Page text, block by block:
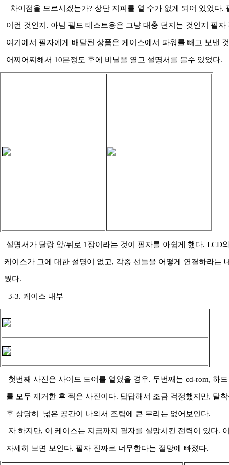
차이점을 모르시겠는가? 상단 지퍼를 열 수가 없게 되어 있었다.
이런 것인지. 아님 필드 테스트용은 그냥 대충 던지는 것인지 필자
여기에서 필자에게 배달된 상품은 케이스에서 파워를 빼고 보낸
어찌어찌해서 10분정도 후에 비닐을 열고 설명서를 볼수 있었다.
설명서가 달랑 앞/뒤로 1장이라는 것이 필자를 아쉽게 했다. LCD
케이스가 그에 대한 설명이 없고, 각종 선들을 어떻게 연결하라는
웠다.
3-3. 케이스 내부
첫번째 사진은 사이드 도어를 열었을 경우. 두번째는 cd-rom, 하
를 모두 제거한 후 찍은 사진이다. 답답해서 조금 걱정했지만, 탈
후 상당히 넓은 공간이 나와서 조립에 큰 무리는 없어보인다.
자 하지만, 이 케이스는 지금까지 필자를 실망시킨 전력이 있다.
자세히 보면 보인다. 필자 진짜로 너무한다는 절망에 빠졌다.